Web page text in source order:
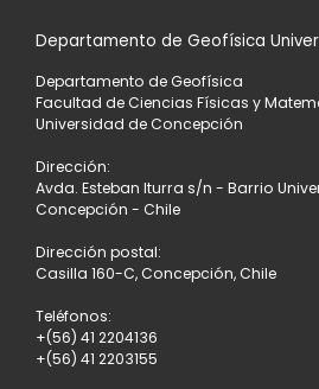
Departamento de Geofísica
Departamento de Geofísica
Facultad de Ciencias Físicas y
Universidad de Concepción
Dirección:
Avda. Esteban Iturra s/n - Barrio
Concepción - Chile
Dirección postal:
Casilla 160-C, Concepción, Chile
Teléfonos:
+(56) 41 2204136
+(56) 41 2203155